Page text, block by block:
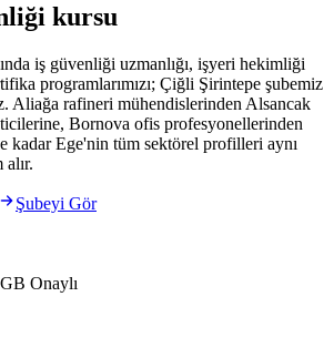
kursu
iş güvenliği uzmanlığı, işyeri hekimliği
programlarımızı; Çiğli Şirintepe şubemiz
Aliağa rafineri mühendislerinden Alsancak
Bornova ofis profesyonellerinden
kadar Ege'nin tüm sektörel profilleri aynı
alır.
Şubeyi Gör
Onaylı